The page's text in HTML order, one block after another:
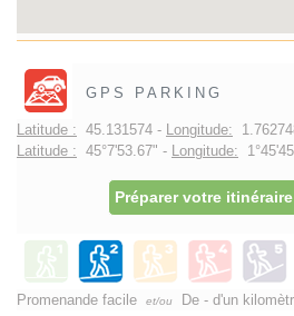
GPS PARKING
Latitude : 45.131574 - Longitude:
Latitude : 45°7'53.67" - Longitude:
Préparer votre
Promenande facile et/ou De - d'un